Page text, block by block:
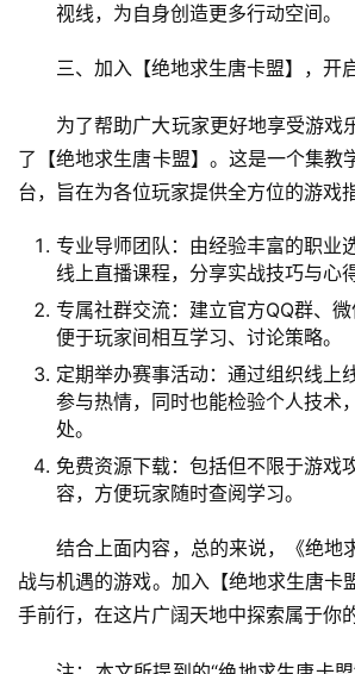
视线，为自身创造更多行动空间。
三、加入【绝地求生唐卡盟】，开
为了帮助广大玩家更好地享受游戏
了【绝地求生唐卡盟】。这是一个集教
台，旨在为各位玩家提供全方位的游戏
专业导师团队：由经验丰富的职业
线上直播课程，分享实战技巧与心得
专属社群交流：建立官方QQ群、微
便于玩家间相互学习、讨论策略。
定期举办赛事活动：通过组织线上
参与热情，同时也能检验个人技术
处。
免费资源下载：包括但不限于游戏
容，方便玩家随时查阅学习。
结合上面内容，总的来说，《绝地
战与机遇的游戏。加入【绝地求生唐卡
手前行，在这片广阔天地中探索属于你